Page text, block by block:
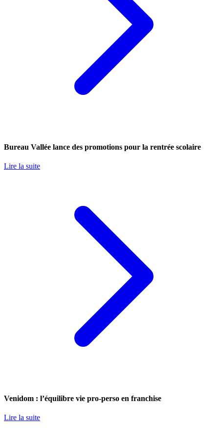
Bureau Vallée lance des promotions pour la rentrée scolaire
Lire la suite
Venidom : l’équilibre vie pro-perso en franchise
Lire la suite